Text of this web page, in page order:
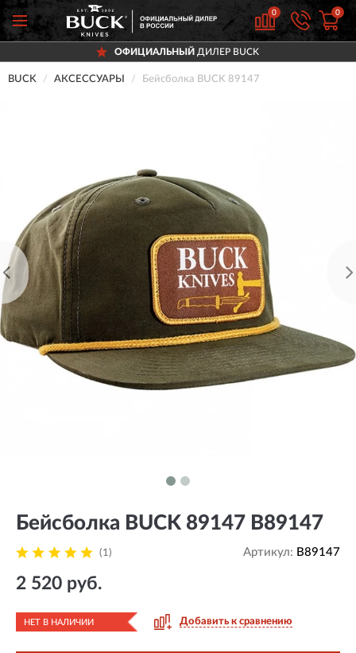
0 0
ОФИЦИАЛЬНЫЙ ДИЛЕР BUCK
BUCK АКСЕССУАРЫ Бейсболка BUCK 89147
Бейсболка BUCK 89147 B89147
(1) Артикул: B89147
2 520 руб.
НЕТ В НАЛИЧИИ Добавить к сравнению